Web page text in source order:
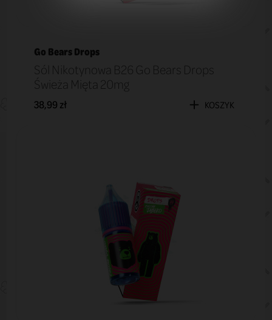
Go Bears Drops
Sól Nikotynowa B26 Go Bears Drops
Świeża Mięta 20mg
38,99 zł KOSZYK